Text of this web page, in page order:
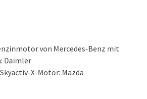
von Mercedes-Benz mit
Daimler
X-Motor: Mazda